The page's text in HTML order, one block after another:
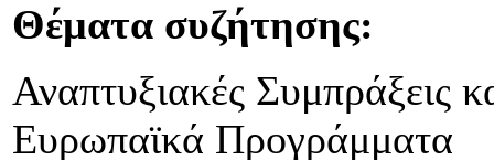
Θέματα συζήτησης:
Αναπτυξιακές Συμπράξεις
Ευρωπαϊκά Προγράμματα